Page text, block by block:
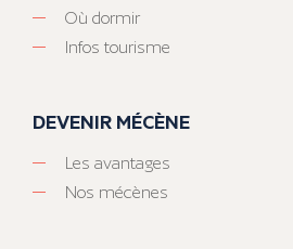
Où dormir
Infos tourisme
DEVENIR MÉCÈNE
Les avantages
Nos mécènes